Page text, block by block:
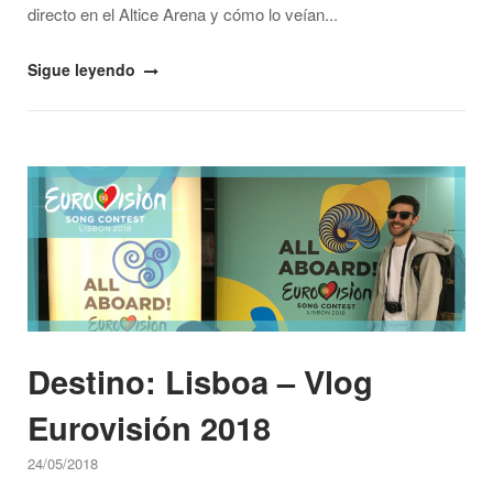
directo en el Altice Arena y cómo lo veían...
"Mi
Eurovisión
en
directo
Vlog
Eurovisión
Sigue leyendo
Open post
Destino: Lisboa – Vlog
Eurovisión 2018
24/05/2018